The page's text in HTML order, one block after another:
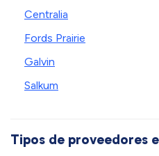
Centralia
Fords Prairie
Galvin
Salkum
Tipos de proveedores